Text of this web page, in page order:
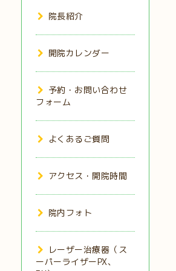
院長紹介
開院カレンダー
予約・お問い合わせ
フォーム
よくあるご質問
アクセス・開院時間
院内フォト
レーザー治療器（ス
ーパーライザーPX、